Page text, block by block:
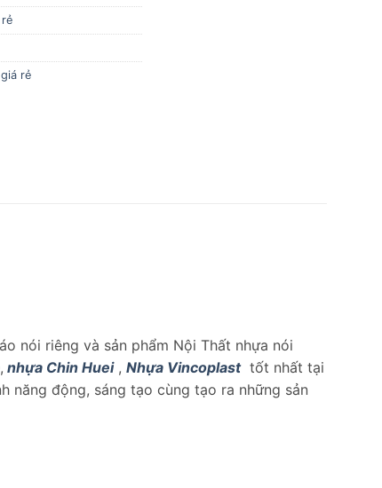
rẻ
nói riêng và sản phẩm Nội Thất nhựa nói
, nhựa Chin Huei, Nhựa Vincoplasttốt nhất tại
năng động, sáng tạo cùng tạo ra những sản